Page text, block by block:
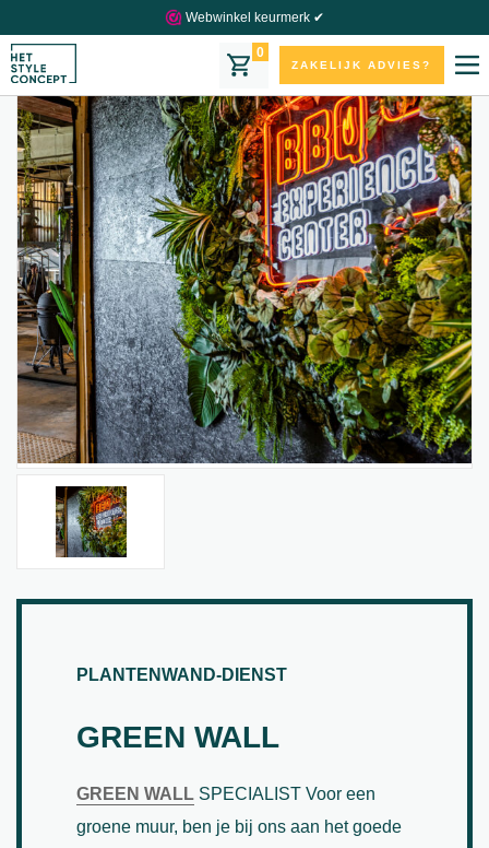
Webwinkel keurmerk ✔
0
ZAKELIJK ADVIES?
PLANTENWAND-DIENST
GREEN WALL
GREEN WALL SPECIALIST Voor een
groene muur, ben je bij ons aan het goede